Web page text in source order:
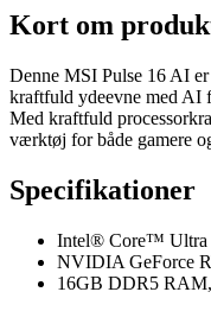
Kort om
Denne MSI Pulse 16 AI
kraftfuld ydeevne med AI
Med kraftfuld
værktøj for både gamere
Specifikationer
Intel® Core™ Ultra
NVIDIA GeForce
16GB DDR5